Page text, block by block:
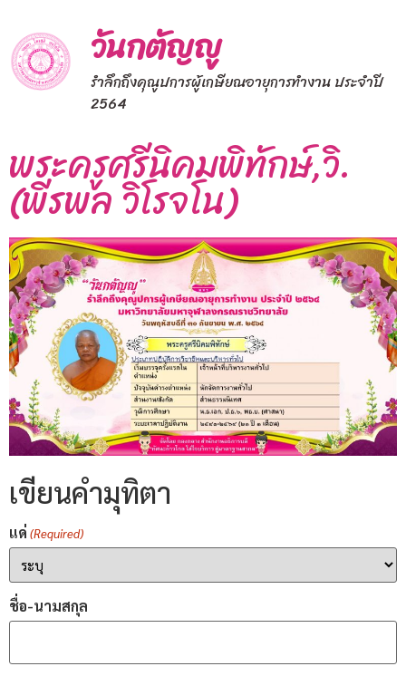
วันกตัญญู
รำลึกถึงคุณูปการผู้เกษียณอายุการทำงาน ประจำปี
2564
พระครูศรีนิคมพิทักษ์,วิ.
(พีรพล วิโรจโน)
เขียนคำมุทิตา
แด่ (Required)
ชื่อ-นามสกุล